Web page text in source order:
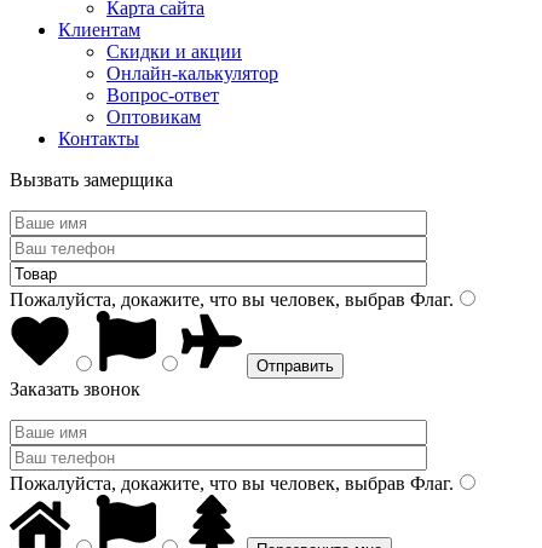
Карта сайта
Клиентам
Скидки и акции
Онлайн-калькулятор
Вопрос-ответ
Оптовикам
Контакты
Вызвать замерщика
Пожалуйста, докажите, что вы человек, выбрав Флаг.
Заказать звонок
Пожалуйста, докажите, что вы человек, выбрав Флаг.